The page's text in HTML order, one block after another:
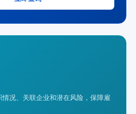
况、关联企业和潜在风险，保障雇